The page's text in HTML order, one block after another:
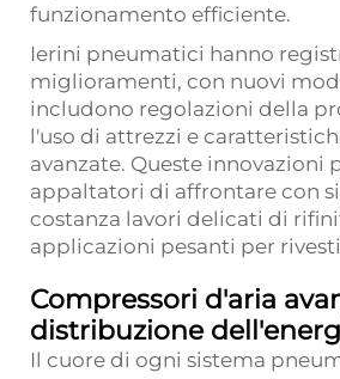
funzionamento efficiente.
Ierini pneumatici hanno
miglioramenti, con nuovi
includono regolazioni della
l'uso di attrezzi e
avanzate. Queste innovazioni
appaltatori di affrontare con
costanza lavori delicati di
applicazioni pesanti per
Compressori d'aria
distribuzione
Il cuore di ogni sistema